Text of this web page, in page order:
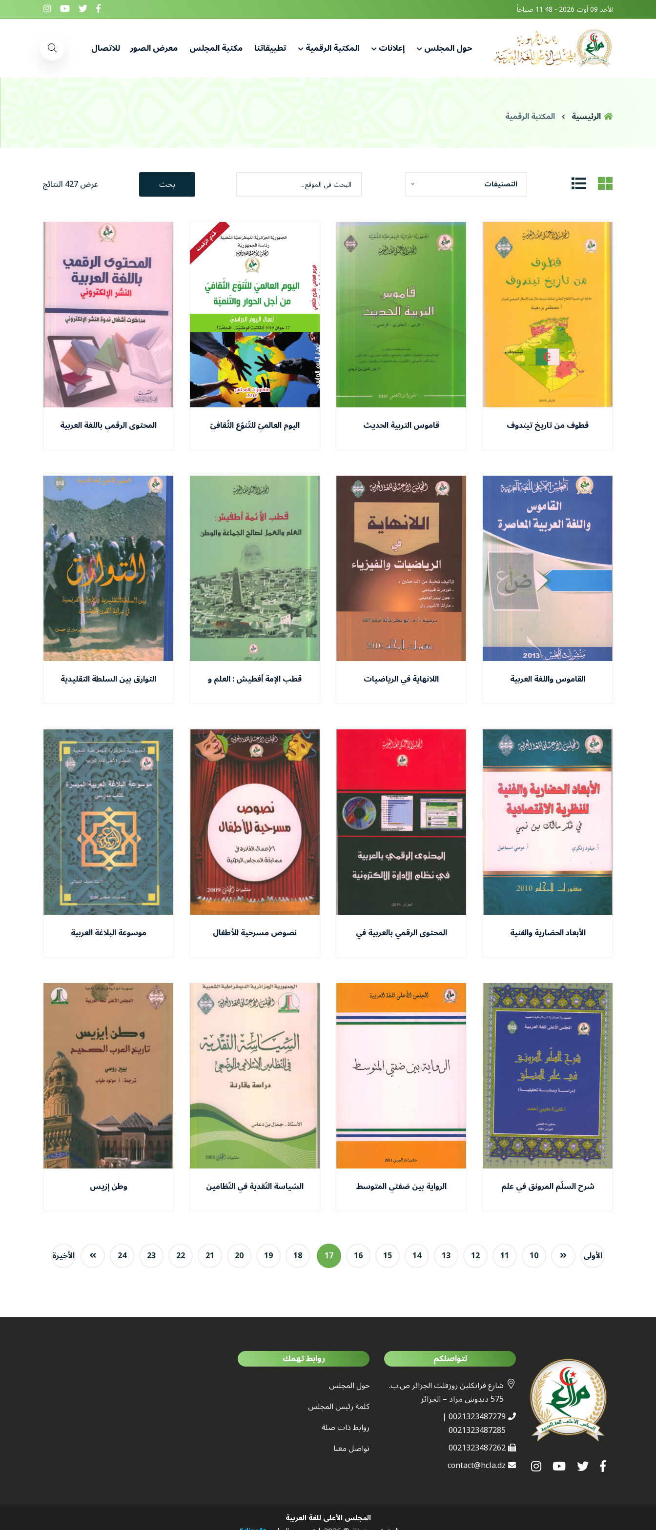
الأحد 09 أوت 2026 - 11:48 صباحاً
حول المجلس إعلانات المكتبة الرقمية تطبيقاتنا مكتبة المجلس معرض الصور للاتصال
الرئيسية المكتبة الرقمية
التصنيفات بحث عرض 427 النتائج
قطوف من تاريخ تيندوف قاموس التربية الحديث اليوم العالميّ للتّنوّع الثّقافيّ المحتوى الرقمي باللغة العربية
القاموس واللغة العربية اللانهاية في الرياضيات قطب الإمة أفطيش : العلم و التوارق بين السلطة التقليدية
الأبعاد الحضارية والفنية المحتوى الرقمي بالعربية في نصوص مسرحية للأطفال موسوعة البلاغة العربية
شرح السلّم المرونق في علم الرواية بين ضفتي المتوسط السّياسة النّقدية في النّظامين وطن إزيس
الأولى 10
11
12
13
14
15
16
17
18
19
20
21
22
23
24 الأخيرة
لتواصلكم
شارع فرانكلين روزفلت الجزائر ص.ب.
575 ديدوش مراد – الجزائر
0021323487279 |
0021323487285
0021323487262
contact@hcla.dz
روابط تهمك
حول المجلس
كلمة رئيس المجلس
روابط ذات صلة
تواصل معنا
المجلس الأعلى للغة العربية